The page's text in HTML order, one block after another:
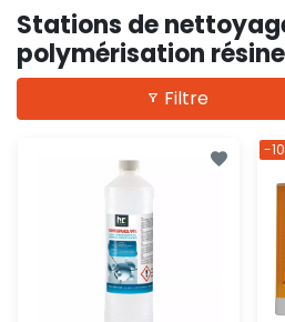
Stations de
polymérisation résine
Filtre
-